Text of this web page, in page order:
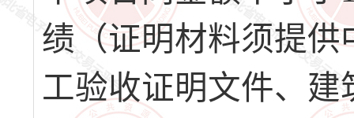
绩（证明材料须提
工验收证明文件、